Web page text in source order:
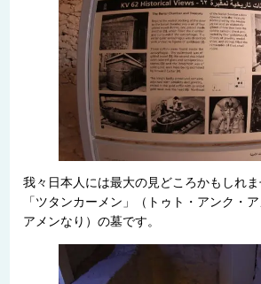
我々日本人には最大の見どころかもしれま
「ツタンカーメン」（トゥト・アンク・
アメンなり）の墓です。